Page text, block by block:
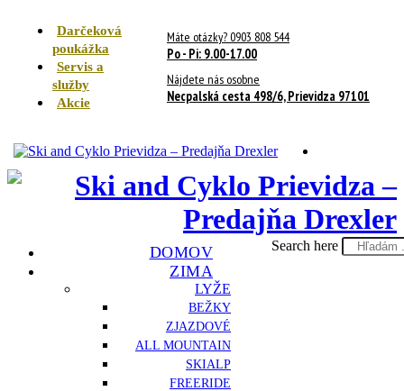
Darčeková
poukážka
Servis a
služby
Akcie
Máte otázky? 0903 808 544
Po - Pi: 9.00-17.00
Nájdete nás osobne
Necpalská cesta 498/6, Prievidza 97101
DOMOV
ZIMA
LYŽE
BEŽKY
ZJAZDOVÉ
ALL MOUNTAIN
SKIALP
FREERIDE
Search here